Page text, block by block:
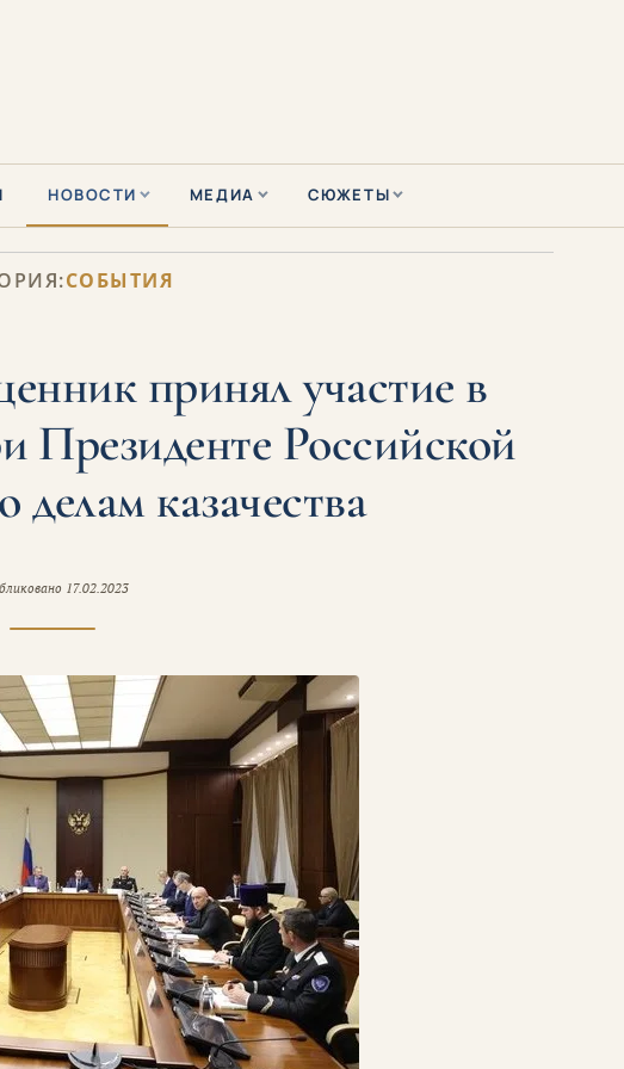
НОВОСТИ МЕДИА СЮЖЕТЫ
СОБЫТИЯ
принял участие в
Президенте Российской
казачества
17.02.2023